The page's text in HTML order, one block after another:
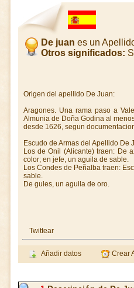
De juan es un
Otros significados:
Origen del apellido De Juan:
Aragones. Una rama paso a
Almunia de Doña Godina al
desde 1626, segun
Escudo de Armas del Apellido De
Los de Onil (Alicante) traen: De
color; en jefe, un aguila de sable.
Los Condes de Peñalba traen:
sable.
De gules, un aguila de oro.
Twittear
Añadir datos Crear